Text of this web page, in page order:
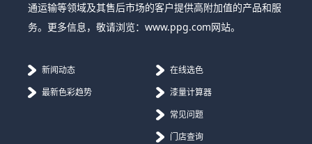
通运输等领域及其售后市场的客户提供高附加值的产品和服
务。更多信息，敬请浏览：www.ppg.com网站。
新闻动态
最新色彩趋势
在线选色
漆量计算器
常见问题
门店查询